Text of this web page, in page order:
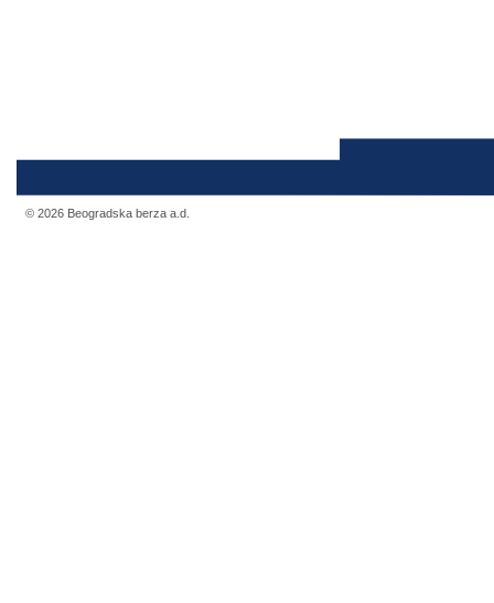
© 2026 Beogradska berza a.d.